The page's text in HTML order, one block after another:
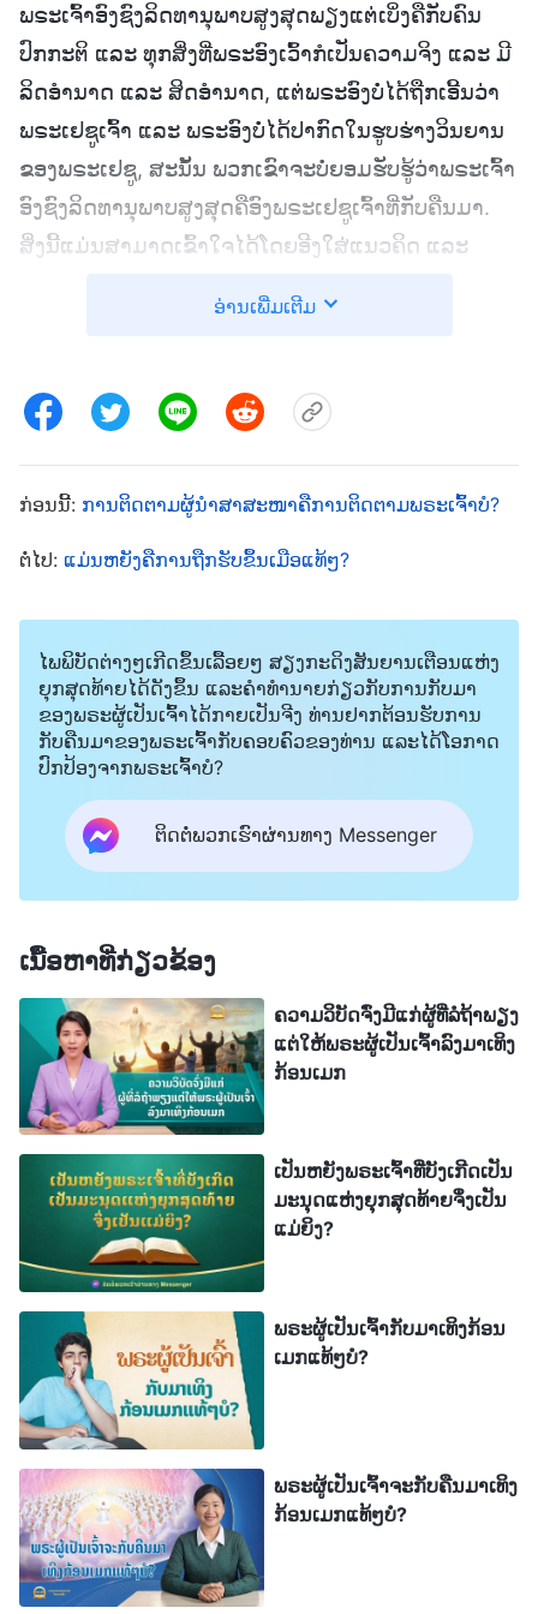
ພຣະເຈົ້າອົງຊົງລິດທານຸພາບສູງສຸດພຽງແຕ່ເບິ່ງຄືກັບຄົນ
ປົກກະຕິ ແລະ ທຸກສິ່ງທີ່ພຣະອົງເວົ້າກໍເປັນຄວາມຈິງ ແລະ ມີ
ລິດອຳນາດ ແລະ ສິດອຳນາດ, ແຕ່ພຣະອົງບໍ່ໄດ້ຖືກເອີ້ນວ່າ
ພຣະເຢຊູເຈົ້າ ແລະ ພຣະອົງບໍ່ໄດ້ປາກົດໃນຮູບຮ່າງວິນຍານ
ຂອງພຣະເຢຊູ, ສະນັ້ນ ພວກເຂົາຈະບໍ່ຍອມຮັບຮູ້ວ່າພຣະເຈົ້າ
ອົງຊົງລິດທານຸພາບສູງສຸດຄືອົງພຣະເຢຊູເຈົ້າທີ່ກັບຄືນມາ.
ສິ່ງນີ້ແມ່ນສາມາດເຂົ້າໃຈໄດ້ໂດຍອີງໃສ່ແນວຄິດ ແລະ
ພາລະກິດຂອງພຣະເຈົ້າປະກອບມີຄວາມລຶກລັບຍິ່ງໃຫຍ່ທີ່
ຄວາມຈິງ ແລະ ການກຳນົດສິ່ງຕ່າງໆຕາມພຣະທຳຂອງ
ພຣະເຈົ້າ ແລະ ຂໍ້ແທ້ຈິງກ່ຽວກັບພາລະກິດຂອງພຣະອົງ, ຄົນ
ຂໍ້ຄວາມຕາມຕົວອັກສອນໃນພຣະຄຳພີໄບເບິນ ແລະ ແນວ
ຄິດຂອງພວກເຂົາຢ່າງຫຼັບຫູຫຼັບຕາ, ການປະຕິເສດທີ່ຈະ
ບໍ່ສາມາດຄາດຄິດໄດ້. ສິ່ງນີ້ພຽງແຕ່ເປັນຄືກັບຄົນທີ່ມີຄວາມ
ເຊື່ອຂອງຄົນຢິວທີ່ປະຕິເສດຈະຍອມຮັບການໄຖ່ບາບຂອງອົງ
ພຣະເຢຊູເຈົ້າ ແລະ ຖືກສາບແຊ່ງ. ບົດຮຽນທີ່ເຈັບປວດນີ້
ແມ່ນຢູ່ຕໍ່ໜ້າພວກເຮົາເປັນເວລາດົນນານ. ຕອນນີ້ເມື່ອພຣະ
ຜູ້ໄຖ່ໄດ້ມາເຖິງ, ພວກເຮົາສາມາດຈິນຕະນາການເຖິງຜົນ
ຕາມມາຂອງການລົ້ມເຫຼວໃນການສະແຫວງຫາຄວາມຈິງ.
ແລ້ວພຣະຜູ້ໄຖ່ຈະຍັງຖືກເອີ້ນວ່າ “ພຣະເຢຊູ” ບໍ ເມື່ອພຣະອົງ
ກັບຄືນມາ? ຂ້ອຍຈະແບ່ງປັນຄວາມເຂົ້າໃຈເລັກໆນ້ອຍໆຂອງ
ກ່ອນອື່ນ ພວກເຮົາຈຳເປັນຕ້ອງເຂົ້າໃຈວິທີການຢືນຢັນວ່ານີ້
ແມ່ນພຣະຜູ້ໄຖ່ທີ່ໄດ້ລົງມາ. ພວກເຮົາບໍ່ສາມາດດຳເນີນການ
ຕໍ່ດ້ວຍພຽງຄຳຖາມທີ່ວ່າ ພຣະອົງມີນາມຂອງອົງ
ພຣະເຢຊູເຈົ້າ ຫຼື ບໍ່, ພຣະອົງເບິ່ງຄືກັບອົງພຣະເຢຊູເຈົ້າ ຫຼື ບໍ່.
ສິ່ງທີ່ສຳຄັນກໍຄືພຣະອົງສາມາດກ່າວຄວາມຈິງ ແລະ ເຮັດ
ພາລະກິດຂອງພຣະເຈົ້າ ຫຼື ບໍ່ ຖ້າພຣະອົງສາມາດຊໍາລະລ້າງ
ໃຫ້ບໍລິສຸດ ແລະ ຊ່ວຍມະນຸດຊາດໃຫ້ລອດພົ້ນ. ຕາບໃດທີ່
ພຣະອົງສາມາດກ່າວຄວາມຈິງ, ເປ່ງສຽງຂອງພຣະເຈົ້າ
ອ່ານເພີ່ມເຕີມ
ກ່ອນນີ້: ການຕິດຕາມຜູ້ນໍາສາສະໜາຄືການຕິດຕາມພຣະເຈົ້າບໍ?
ຕໍ່ໄປ: ແມ່ນຫຍັງຄືການຖືກຮັບຂຶ້ນເມືອແທ້ໆ?
ໄພພິບັດຕ່າງໆເກີດຂຶ້ນເລື້ອຍໆ ສຽງກະດິງສັນຍານເຕືອນແຫ່ງ
ຍຸກສຸດທ້າຍໄດ້ດັງຂຶ້ນ ແລະຄໍາທໍານາຍກ່ຽວກັບການກັບມາ
ຂອງພຣະຜູ້ເປັນເຈົ້າໄດ້ກາຍເປັນຈີງ ທ່ານຢາກຕ້ອນຮັບການ
ກັບຄືນມາຂອງພຣະເຈົ້າກັບຄອບຄົວຂອງທ່ານ ແລະໄດ້ໂອກາດ
ປົກປ້ອງຈາກພຣະເຈົ້າບໍ?
ຕິດຕໍ່ພວກເຮົາຜ່ານທາງ Messenger
ເນື້ອຫາທີ່ກ່ຽວຂ້ອງ
ຄວາມວິບັດຈົ່ງມີແກ່ຜູ້ທີ່ລໍຖ້າພຽງ
ແຕ່ໃຫ້ພຣະຜູ້ເປັນເຈົ້າລົງມາເທິງ
ກ້ອນເມກ
ເປັນຫຍັງພຣະເຈົ້າທີ່ບັງເກີດເປັນ
ມະນຸດແຫ່ງຍຸກສຸດທ້າຍຈຶ່ງເປັນ
ແມ່ຍິງ?
ພຣະຜູ້ເປັນເຈົ້າກັບມາເທິງກ້ອນ
ເມກແທ້ໆບໍ?
ພຣະຜູ້ເປັນເຈົ້າຈະກັບຄືນມາເທິງ
ກ້ອນເມກແທ້ໆບໍ?